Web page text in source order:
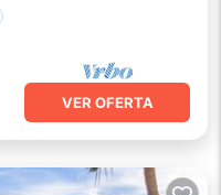
VER OFERTA